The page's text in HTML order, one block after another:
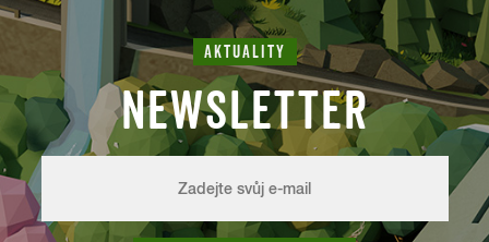
AKTUALITY
NEWSLETTER